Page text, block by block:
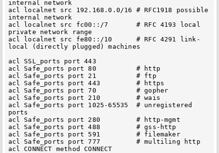
internal network
acl localnet src 192.168.0.0/16 # RFC1918 possible
internal network
acl localnet src fc00::/7       # RFC 4193 local
private network range
acl localnet src fe80::/10      # RFC 4291 link-
local (directly plugged) machines
acl SSL_ports port 443
acl Safe_ports port 80          # http
acl Safe_ports port 21          # ftp
acl Safe_ports port 443         # https
acl Safe_ports port 70          # gopher
acl Safe_ports port 210         # wais
acl Safe_ports port 1025-65535  # unregistered
ports
acl Safe_ports port 280         # http-mgmt
acl Safe_ports port 488         # gss-http
acl Safe_ports port 591         # filemaker
acl Safe_ports port 777         # multiling http
acl CONNECT method CONNECT